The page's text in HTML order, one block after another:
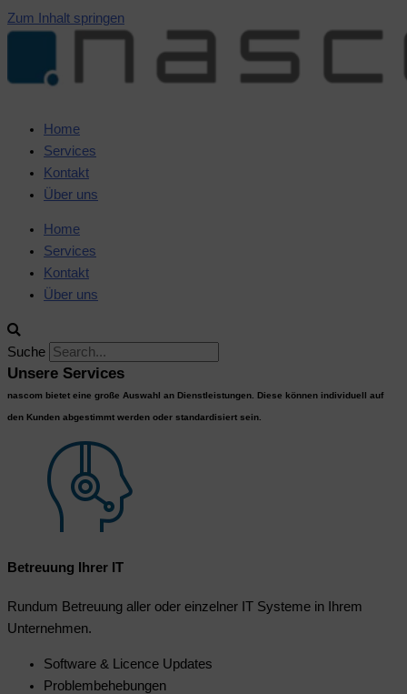
Zum Inhalt springen
Home
Services
Kontakt
Über uns
Home
Services
Kontakt
Über uns
Suche
Unsere Services
nascom bietet eine große Auswahl an Dienstleistungen. Diese können individuell auf
den Kunden abgestimmt werden oder standardisiert sein.
Betreuung Ihrer IT
Rundum Betreuung aller oder einzelner IT Systeme in Ihrem
Unternehmen.
Software & Licence Updates
Problembehebungen